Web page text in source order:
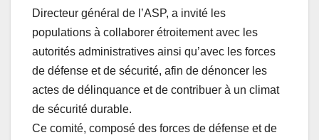
Directeur général de l’ASP, a invité les
populations à collaborer étroitement avec les
autorités administratives ainsi qu’avec les forces
de défense et de sécurité, afin de dénoncer les
actes de délinquance et de contribuer à un climat
de sécurité durable.
Ce comité, composé des forces de défense et de